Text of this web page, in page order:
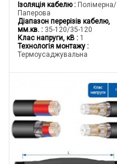
Ізоляція кабелю
Полімерна/
Паперова
Діапазон перерізів кабелю,
мм.кв.
35-120/35-120
Клас напруги, кВ
1
Технологія монтажу
Термоусаджувальна